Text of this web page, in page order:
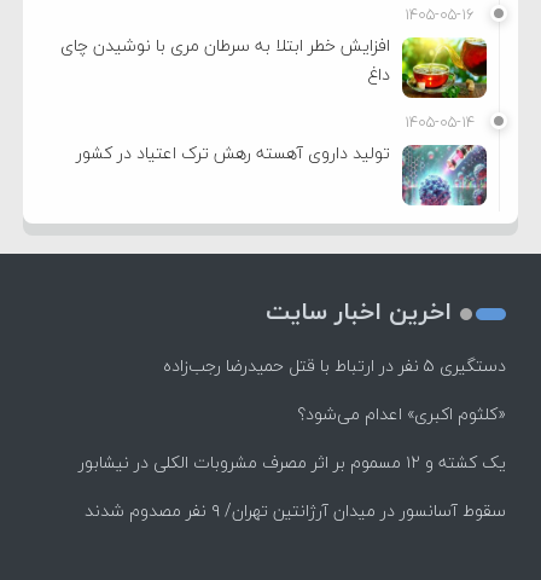
۱۴۰۵-۰۵-۱۶
افزایش خطر ابتلا به سرطان مری با نوشیدن چای
داغ
۱۴۰۵-۰۵-۱۴
تولید داروی آهسته رهش ترک اعتیاد در کشور
اخرین اخبار سایت
دستگیری ۵ نفر در ارتباط با قتل حمیدرضا رجب‌زاده
«کلثوم اکبری» اعدام می‌شود؟
یک کشته و ۱۲ مسموم بر اثر مصرف مشروبات الکلی در نیشابور
سقوط آسانسور در میدان آرژانتین تهران/ ۹ نفر مصدوم شدند